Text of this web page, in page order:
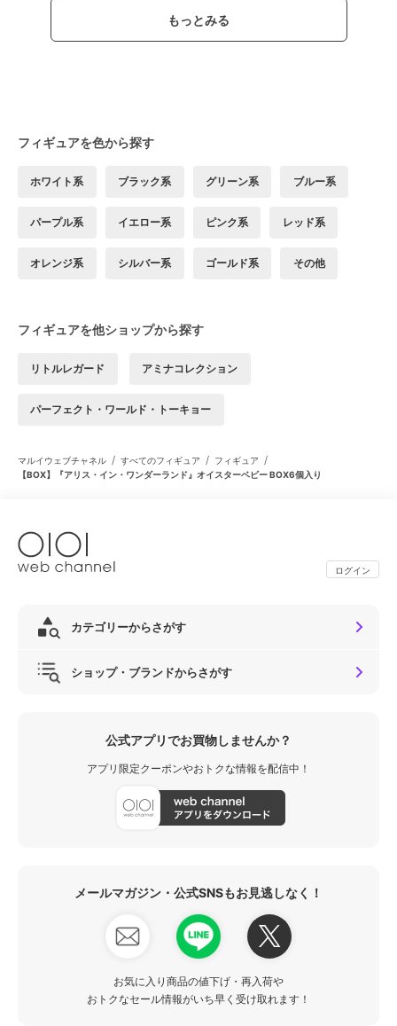
もっとみる
フィギュアを色から探す
ホワイト系 ブラック系 グリーン系 ブルー系
パープル系 イエロー系 ピンク系 レッド系
オレンジ系 シルバー系 ゴールド系 その他
フィギュアを他ショップから探す
リトルレガード アミナコレクション
パーフェクト・ワールド・トーキョー
マルイウェブチャネル / すべてのフィギュア / フィギュア /
【BOX】『アリス・イン・ワンダーランド』オイスターベビー BOX6個入り
ログイン
カテゴリーからさがす
ショップ・ブランドからさがす
公式アプリでお買物しませんか？
アプリ限定クーポンやおトクな情報を配信中！
メールマガジン・公式SNSもお見逃しなく！
お気に入り商品の値下げ・再入荷や
おトクなセール情報がいち早く受け取れます！